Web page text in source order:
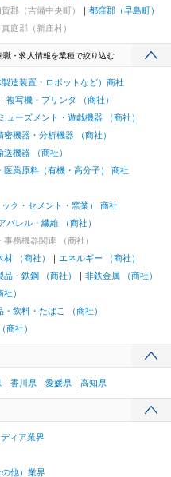
賀郡（吉備中央町）
都窪郡（早島町）
真庭郡（新庄村）
・求人情報を業種で絞り込む
造装置・ロボットなど）商社
複写機・プリンタ （商社）
ューズメント・遊戯機器 （商社）
機器・分析機器 （商社）
機器 （商社）
医薬原料（有機・高分子） 商社
ク・セメント・窯業） 商社
パレル・繊維 （商社）
事務機器関連 （商社）
（商社）
エネルギー （商社）
・鉄鋼 （商社）
非鉄金属 （商社）
）
・飲料・たばこ （商社）
商社）
香川県 愛媛県 高知県
ィア業界
他）業界